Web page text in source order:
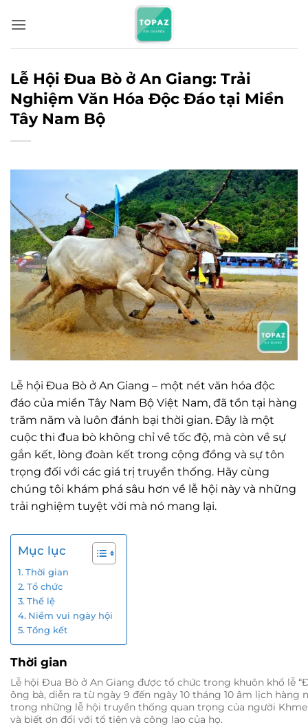
qua
Lễ Hội Đua Bò ở An Giang: Trải
Nghiệm Văn Hóa Độc Đáo tại Miền
Tây Nam Bộ
Lễ hội Đua Bò ở An Giang – một nét văn hóa độc
đáo của miền Tây Nam Bộ Việt Nam, đã tồn tại hàng
trăm năm và luôn đánh bại thời gian. Đây là một
cuộc thi đua bò không chỉ về tốc độ, mà còn về sự
gắn kết, lòng đoàn kết trong cộng đồng và sự tôn
trọng đối với các giá trị truyền thống. Hãy cùng
chúng tôi khám phá sâu hơn về lễ hội này và những
trải nghiệm tuyệt vời mà nó mang lại.
Mục lục
Thời gian
Tổ chức
Thể lệ
Niềm vui ngày hội
Tổng kết
Thời gian
Lễ hội Đua Bò ở An Giang được tổ chức trong khuôn khổ lễ
ông bà, diễn ra từ ngày 9 đến ngày 10 tháng 10 âm lịch hàng
trong những lễ hội truyền thống quan trọng của người
và biết ơn đối với tổ tiên và công lao của họ.